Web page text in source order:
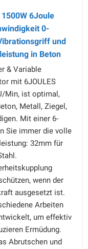
1500W 6Joule
0-
und
in Beton
& Variable
mit 6JOULES
Min, ist optimal,
Metall, Ziegel,
Mit einer 6-
Sie immer die volle
32mm für
wenn der
ausgesetzt ist.
Arbeiten
um effektiv
Ermüdung.
Abrutschen und